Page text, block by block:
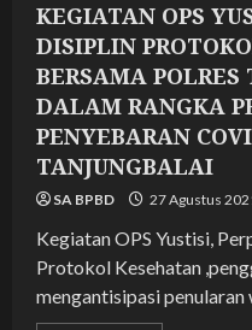
KEGIATAN OPS
DISIPLIN
BERSAMA
DALAM RANGKA
PENYEBARAN
TANJUNGBALAI
SA BPBD 27 Agustus
Kegiatan OPS Yustisi,
Protokol Kesehatan
mengantisipasi penularan